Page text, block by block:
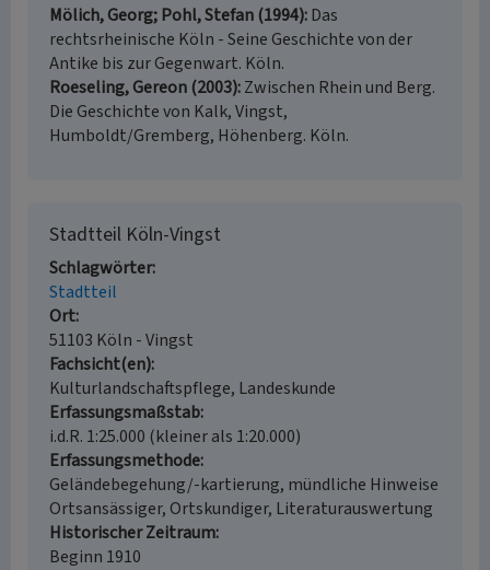
Mölich, Georg; Pohl, Stefan (1994) Das
rechtsrheinische Köln - Seine Geschichte von der
Antike bis zur Gegenwart. Köln.
Roeseling, Gereon (2003) Zwischen Rhein und Berg.
Die Geschichte von Kalk, Vingst,
Humboldt/Gremberg, Höhenberg. Köln.
Stadtteil Köln-Vingst
Schlagwörter
Stadtteil
Ort
51103 Köln - Vingst
Fachsicht(en)
Kulturlandschaftspflege, Landeskunde
Erfassungsmaßstab
i.d.R. 1:25.000 (kleiner als 1:20.000)
Erfassungsmethode
Geländebegehung/-kartierung, mündliche Hinweise
Ortsansässiger, Ortskundiger, Literaturauswertung
Historischer Zeitraum
Beginn 1910